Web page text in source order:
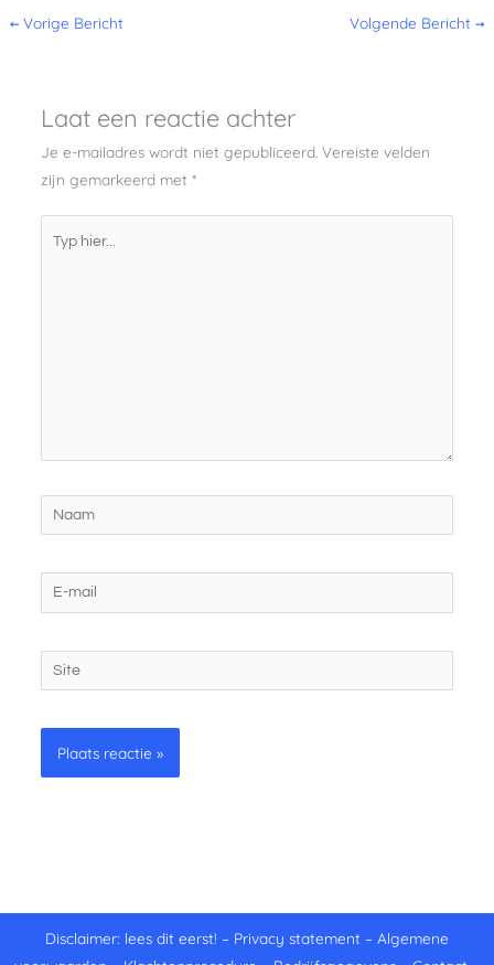
← Vorige Bericht Volgende Bericht →
Laat een reactie achter
Je e-mailadres wordt niet gepubliceerd. Vereiste velden
zijn gemarkeerd met *
hier...
Naam
mail
Site
Disclaimer: lees dit eerst! – Privacy statement – Algemene